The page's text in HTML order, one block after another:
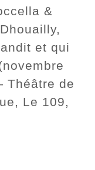
&
et qui
Théâtre de
Le 109,